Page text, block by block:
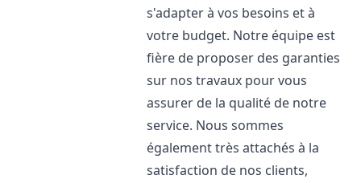
s'adapter à vos besoins et à
votre budget. Notre équipe est
fière de proposer des garanties
sur nos travaux pour vous
assurer de la qualité de notre
service. Nous sommes
également très attachés à la
satisfaction de nos clients,